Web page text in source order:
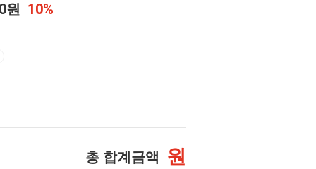
원 10%
총 합계금액 원